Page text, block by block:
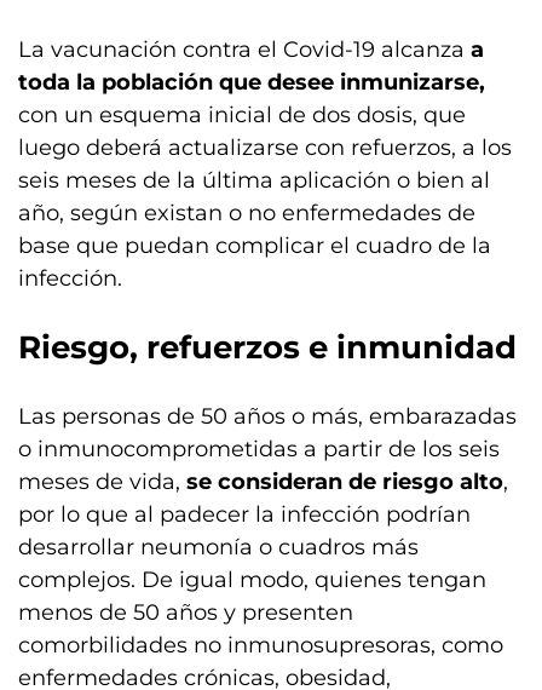
La vacunación contra el Covid-19 alcanza a
toda la población que desee inmunizarse,
con un esquema inicial de dos dosis, que
luego deberá actualizarse con refuerzos, a los
seis meses de la última aplicación o bien al
año, según existan o no enfermedades de
base que puedan complicar el cuadro de la
infección.
Riesgo, refuerzos e inmunidad
Las personas de 50 años o más, embarazadas
o inmunocomprometidas a partir de los seis
meses de vida, se consideran de riesgo alto,
por lo que al padecer la infección podrían
desarrollar neumonía o cuadros más
complejos. De igual modo, quienes tengan
menos de 50 años y presenten
comorbilidades no inmunosupresoras, como
enfermedades crónicas, obesidad,